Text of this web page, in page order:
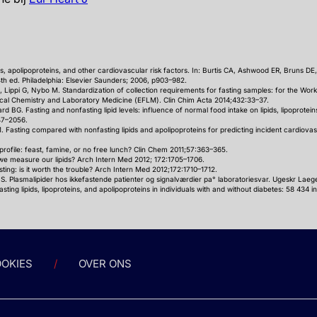
apolipoproteins, and other cardiovascular risk factors. In: Burtis CA, Ashwood ER, Bruns
ed. Philadelphia: Elsevier Saunders; 2006, p903–982.
Lippi G, Nybo M. Standardization of collection requirements for fasting samples: for the
Chemistry and Laboratory Medicine (EFLM). Clin Chim Acta 2014;432:33–37.
BG. Fasting and nonfasting lipid levels: influence of normal food intake on lipids,
Fasting compared with nonfasting lipids and apolipoproteins for predicting incident
feast, famine, or no free lunch? Clin Chem 2011;57:363–365.
measure our lipids? Arch Intern Med 2012; 172:1705–1706.
is it worth the trouble? Arch Intern Med 2012;172:1710–1712.
Plasmalipider hos ikkefastende patienter og signalværdier pa° laboratoriesvar. Ugeskr
lipids, lipoproteins, and apolipoproteins in individuals with and without diabetes: 58 434
OVER ONS